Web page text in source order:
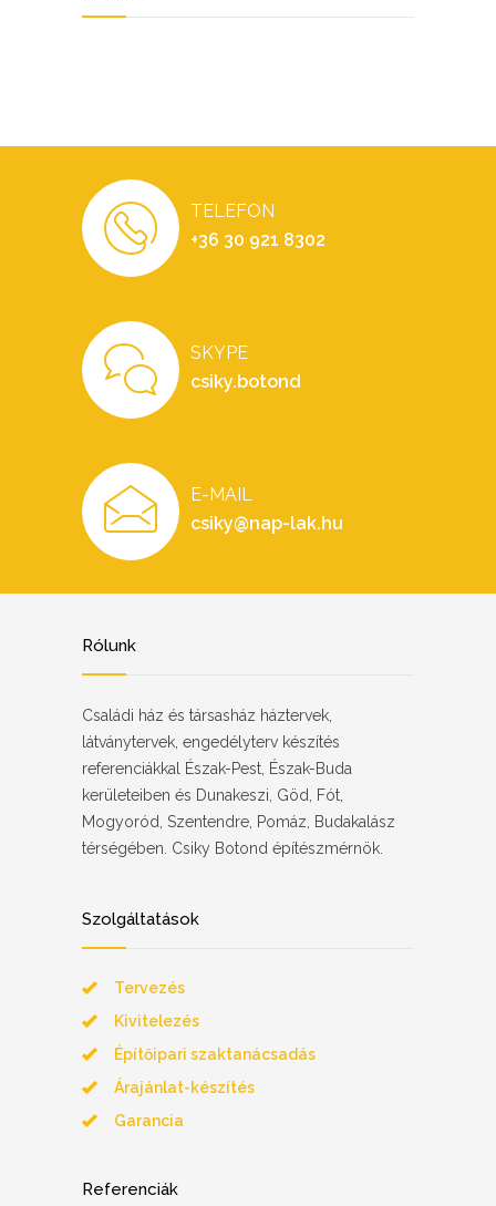
TELEFON
+36 30 921 8302
SKYPE
csiky.botond
E-MAIL
csiky@nap-lak.hu
Rólunk
Családi ház és társasház háztervek,
látványtervek, engedélyterv készítés
referenciákkal Észak-Pest, Észak-Buda
kerületeiben és Dunakeszi, Göd, Fót,
Mogyoród, Szentendre, Pomáz, Budakalász
térségében. Csiky Botond építészmérnök.
Szolgáltatások
Tervezés
Kivitelezés
Építőipari szaktanácsadás
Árajánlat-készítés
Garancia
Referenciák